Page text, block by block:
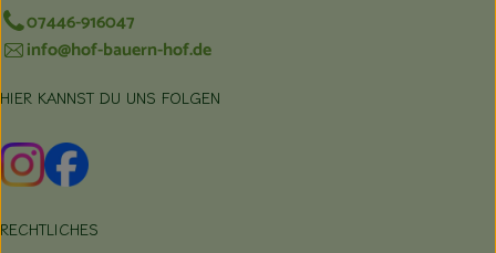
07446-916047
info@hof-bauern-hof.de
HIER KANNST DU UNS FOLGEN
Externer Link zu https://www.instagram.com/hofbauernhof/
Externer Link zu https://www.facebook.com/
RECHTLICHES